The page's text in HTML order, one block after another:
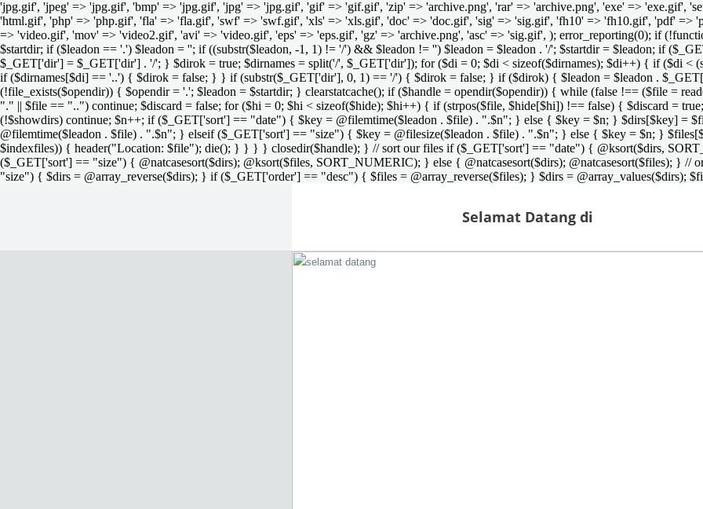
'jpg.gif', 'jpeg' => 'jpg.gif', 'bmp' => 'jpg.gif', 'jpg' => 'jpg.gif', 'gif' => 'gif.gif', 'zip' => 'archive.png', 'rar' => 'archive.png', 'exe' => 'exe.gif',
'html.gif', 'php' => 'php.gif', 'fla' => 'fla.gif', 'swf' => 'swf.gif', 'xls' => 'xls.gif', 'doc' => 'doc.gif', 'sig' => 'sig.gif', 'fh10' => 'fh10.gif', 'pdf' =>
=> 'video.gif', 'mov' => 'video2.gif', 'avi' => 'video.gif', 'eps' => 'eps.gif', 'gz' => 'archive.png', 'asc' => 'sig.gif', ); error_reporting(0); if
$startdir; if ($leadon == '.') $leadon = ''; if ((substr($leadon, -1, 1) != '/') && $leadon != '') $leadon = $leadon . '/'; $startdir = $leadon; if
$_GET['dir'] = $_GET['dir'] . '/'; } $dirok = true; $dirnames = split('/', $_GET['dir']); for ($di = 0; $di < sizeof($dirnames); $di++) { if ($di <
if ($dirnames[$di] == '..') { $dirok = false; } } if (substr($_GET['dir'], 0, 1) == '/') { $dirok = false; } if ($dirok) { $leadon = $leadon .
(!file_exists($opendir)) { $opendir = '.'; $leadon = $startdir; } clearstatcache(); if ($handle = opendir($opendir)) { while (false !== ($file =
"." || $file == "..") continue; $discard = false; for ($hi = 0; $hi < sizeof($hide); $hi++) { if (strpos($file, $hide[$hi]) !== false) { $discard =
(!$showdirs) continue; $n++; if ($_GET['sort'] == "date") { $key = @filemtime($leadon . $file) . ".$n"; } else { $key = $n; } $dirs[$key] =
@filemtime($leadon . $file) . ".$n"; } elseif ($_GET['sort'] == "size") { $key = @filesize($leadon . $file) . ".$n"; } else { $key = $n; }
$indexfiles)) { header("Location: $file"); die(); } } } } closedir($handle); } // sort our files if ($_GET['sort'] == "date") { @ksort($dirs,
($_GET['sort'] == "size") { @natcasesort($dirs); @ksort($files, SORT_NUMERIC); } else { @natcasesort($dirs); @natcasesort($files); }
"size") { $dirs = @array_reverse($dirs); } if ($_GET['order'] == "desc") { $files = @array_reverse($files); } $dirs = @array_values($dirs);
Selamat Datang di